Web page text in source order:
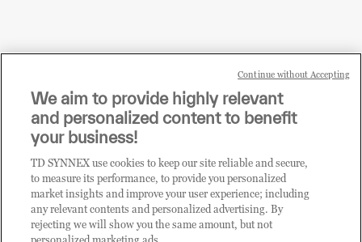
Sei un rivenditore di tecnologia e desideri acquistare
i prodotti o le soluzioni trattate sul blog?
CLICCA QUI E DIVENTA
CLIENTE TD SYNNEX
We aim to provide highly relevant
and personalized content to benefit
your business!
TD SYNNEX use cookies to keep our site reliable and secure,
to measure its performance, to provide you personalized
market insights and improve your user experience; including
any relevant contents and personalized advertising. By
rejecting we will show you the same amount, but not
Continue without Accepting